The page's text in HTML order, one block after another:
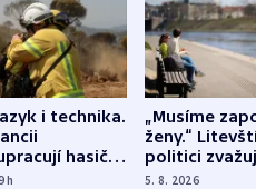
i technika.
hasiči z
zemí
h
„Musíme
ženy.“
politici
dohodu o
5. 8. 2026